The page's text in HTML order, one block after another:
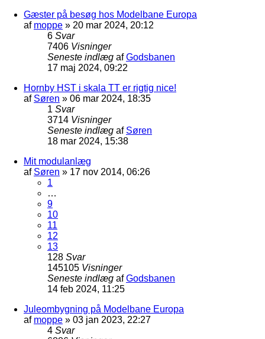
Gæster på besøg hos Modelbane Europa
af moppe » 20 mar 2024, 20:12
6 Svar
7406 Visninger
Seneste indlæg afGodsbanen
17 maj 2024, 09:22
Hornby HST i skala TT er rigtig nice!
af Søren » 06 mar 2024, 18:35
1 Svar
3714 Visninger
Seneste indlæg af Søren
18 mar 2024, 15:38
Mit modulanlæg
af Søren » 17 nov 2014, 06:26
1
…
9
10
11
12
13
128 Svar
145105 Visninger
Seneste indlæg afGodsbanen
14 feb 2024, 11:25
Juleombygning på Modelbane Europa
af moppe » 03 jan 2023, 22:27
4 Svar